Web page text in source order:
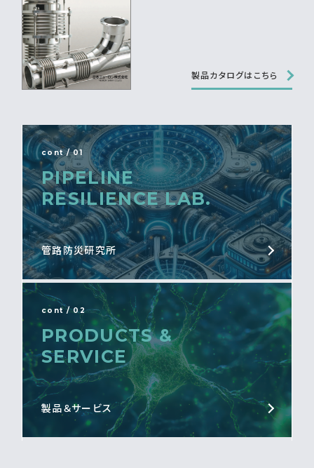
製品カタログはこちら
cont / 01
PIPELINE
RESILIENCE LAB.
管路防災研究所
cont / 02
PRODUCTS &
SERVICE
製品＆サービス